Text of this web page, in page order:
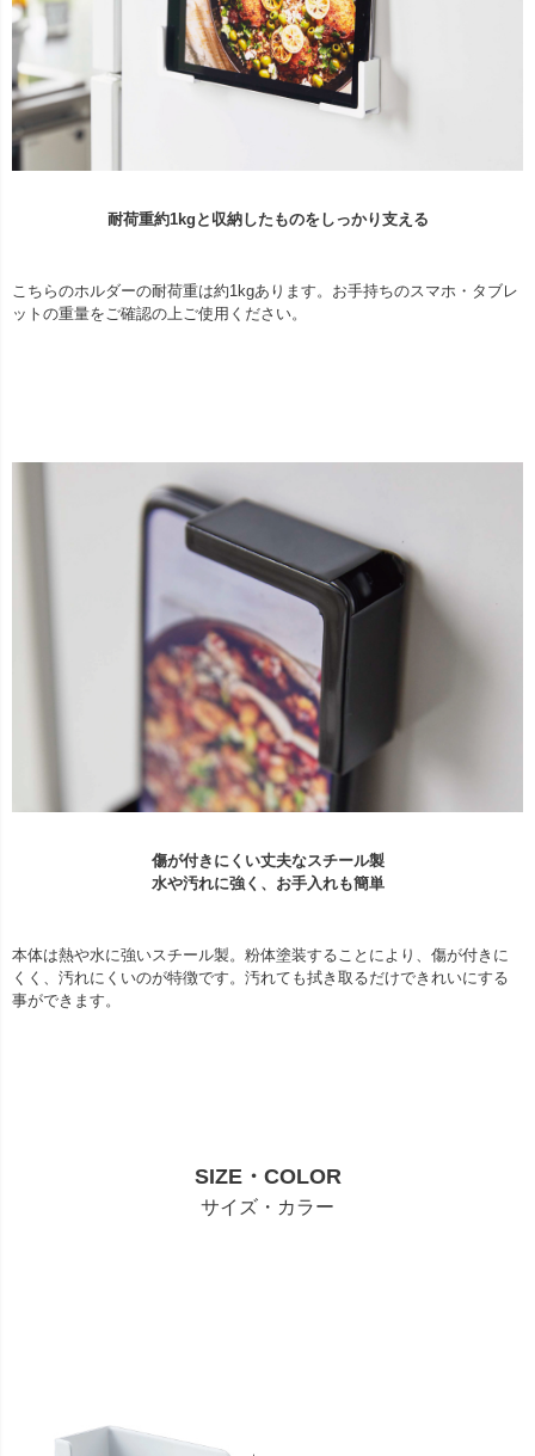
耐荷重約1kgと収納したものをしっかり支える
こちらのホルダーの耐荷重は約1kgあります。お手持ちのスマホ・タブレ
ットの重量をご確認の上ご使用ください。
傷が付きにくい丈夫なスチール製
水や汚れに強く、お手入れも簡単
本体は熱や水に強いスチール製。粉体塗装することにより、傷が付きに
くく、汚れにくいのが特徴です。汚れても拭き取るだけできれいにする
事ができます。
SIZE・COLOR
サイズ・カラー